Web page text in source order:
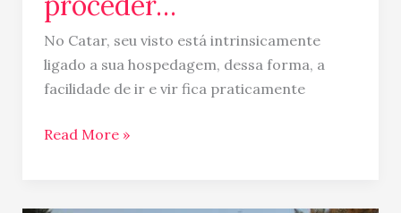
No Catar, seu visto está intrinsicamente
ligado a sua hospedagem, dessa forma, a
facilidade de ir e vir fica praticamente
Read More »